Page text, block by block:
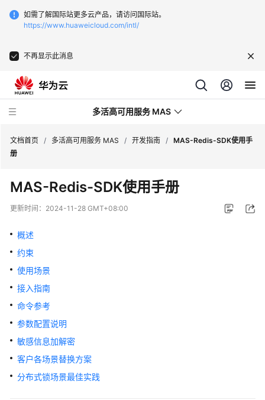
如需了解国际站更多云产品，请访问国际站。
https://www.huaweicloud.com/intl/
不再显示此消息
多活高可用服务 MAS
新
动
品
介
绍
计
费
说
明
快
文档首页 / 多活高可用服务 MAS / 开发指南 / MAS-Redis-SDK使用手
册
MAS-Redis-SDK使用手册
更新时间： 2024-11-28 GMT+08:00
概述
约束
使用场景
接入指南
命令参考
参数配置说明
敏感信息加解密
客户各场景替换方案
分布式锁场景最佳实践